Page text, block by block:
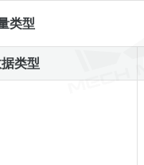
类型
类型